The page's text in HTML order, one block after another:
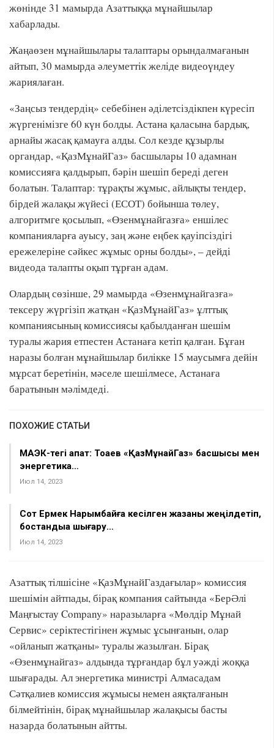
жөнінде 31 мамырда Азаттыққа мұнайшылар
хабарлады.
Жаңаөзен мұнайшылары талаптары орындалмағанын
айтып, 30 мамырда әлеуметтік желіде видеоүндеу
жариялаған.
«Заңсыз тендердің» себебінен әділетсіздікпен күресіп
жүргенімізге 60 күн болды. Астана қаласына бардық,
арнайы жасақ қамауға алды. Сол кезде құзырлы
органдар, «ҚазМұнайГаз» басшылары 10 адамнан
комиссияға қалдырып, бәрін шешіп береді деген
болатын. Талаптар: тұрақты жұмыс, айлықты тендер,
бірдей жалақы жүйесі (ЕСОТ) бойынша төлеу,
алгоритмге қосылып, «Өзенмұнайгазға» еншілес
компанияларға ауысу, заң және еңбек қауіпсіздігі
ережелеріне сәйкес жұмыс орны болды», – дейді
видеода талапты оқып тұрған адам.
Олардың сөзінше, 29 мамырда «Өзенмұнайгазға»
тексеру жүргізіп жатқан «ҚазМұнайГаз» ұлттық
компаниясының комиссиясы қабылданған шешім
туралы жария етпестен Астанаға кетіп қалған. Бұған
наразы болған мұнайшылар билікке 15 маусымға дейін
мұрсат беретінін, мәселе шешілмесе, Астанаға
баратынын мәлімдеді.
ПОХОЖИЕ СТАТЬИ
МАЭК-тегі апат: Тоқаев «ҚазМұнайГаз» басшысы мен
энергетика…
Июл 14, 2023
Сот Ермек Нарымбайға кесілген жазаны жеңілдетіп,
бостандыққа шығару…
Июл 14, 2023
Азаттық тілшісіне «ҚазМұнайГаздағылар» комиссия
шешімін айтпады, бірақ компания сайтында «БерӘлі
Маңғыстау Company» наразыларға «Мөлдір Мұнай
Сервис» серіктестігінен жұмыс ұсынғанын, олар
«ойланып жатқаны» туралы жазылған. Бірақ
«Өзенмұнайгаз» алдында тұрғандар бұл уәжді жоққа
шығарады. Ал энергетика министрі Алмасадам
Сәтқалиев комиссия жұмысы немен аяқталғанын
білмейтінін, бірақ мұнайшылар жалақысы басты
назарда болатынын айтты.